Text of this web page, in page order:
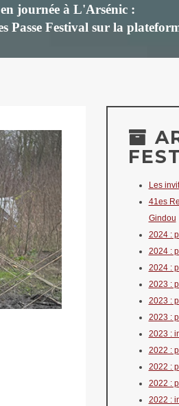
journée à L'Arsénic :
Passe Festival sur la
Les
41es
Gindou
2024 :
2024 :
2024 :
2023 :
2023 :
2023 :
2023 :
2022 :
2022 :
2022 :
2022 :